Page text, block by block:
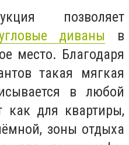
позволяет
диваны в
место. Благодаря
такая мягкая
в любой
как для квартиры,
зоны отдыха